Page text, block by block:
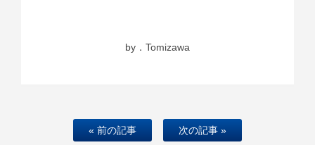
by．Tomizawa
« 前の記事 次の記事 »